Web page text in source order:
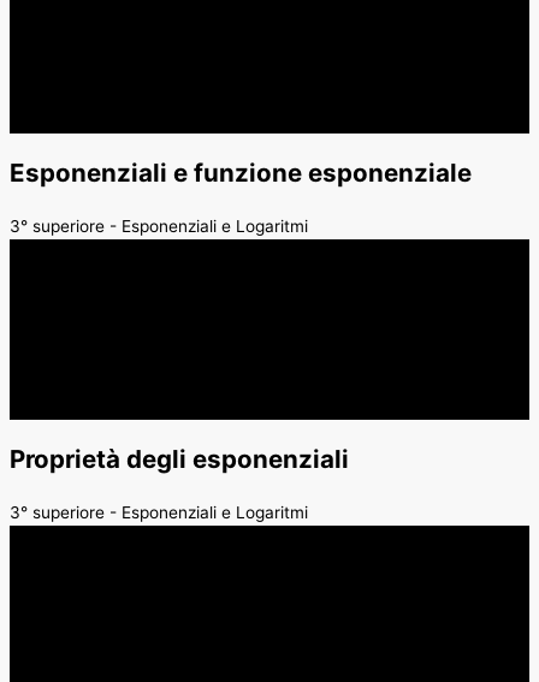
Esponenziali e funzione esponenziale
3° superiore - Esponenziali e Logaritmi
Proprietà degli esponenziali
3° superiore - Esponenziali e Logaritmi